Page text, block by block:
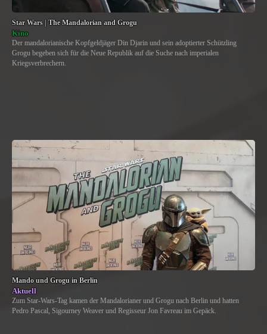
Star Wars | The Mandalorian and Grogu
Kino
Der mandalorianische Kopfgeldjäger Din Djarin und sein adoptierter Schützling
Grogu begeben sich für die Neue Republik auf die Suche nach imperialen
Kriegsverbrechern.
Mando und Grogu in Berlin
Aktuell
Zum Star-Wars-Tag kamen der Mandalorianer und Grogu nach Berlin und hatten
Pedro Pascal, Sigourney Weaver und Regisseur Jon Favreau im Gepäck.